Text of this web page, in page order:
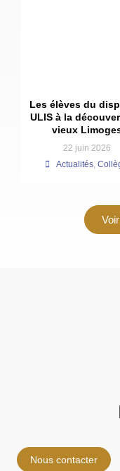
Les élèves du
ULIS à la
vieux
22 juin 2026
Actualités,
Nous contacter